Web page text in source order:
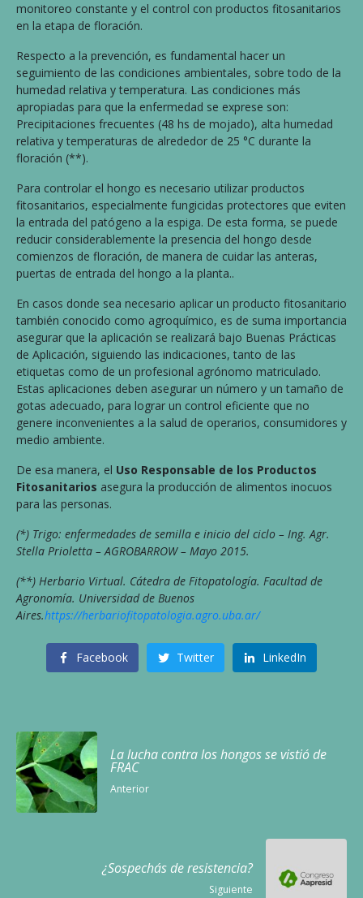
monitoreo constante y el control con productos fitosanitarios
en la etapa de floración.
Respecto a la prevención, es fundamental hacer un
seguimiento de las condiciones ambientales, sobre todo de la
humedad relativa y temperatura. Las condiciones más
apropiadas para que la enfermedad se exprese son:
Precipitaciones frecuentes (48 hs de mojado), alta humedad
relativa y temperaturas de alrededor de 25 °C durante la
floración (**).
Para controlar el hongo es necesario utilizar productos
fitosanitarios, especialmente fungicidas protectores que eviten
la entrada del patógeno a la espiga. De esta forma, se puede
reducir considerablemente la presencia del hongo desde
comienzos de floración, de manera de cuidar las anteras,
puertas de entrada del hongo a la planta..
En casos donde sea necesario aplicar un producto fitosanitario
también conocido como agroquímico, es de suma importancia
asegurar que la aplicación se realizará bajo Buenas Prácticas
de Aplicación, siguiendo las indicaciones, tanto de las
etiquetas como de un profesional agrónomo matriculado.
Estas aplicaciones deben asegurar un número y un tamaño de
gotas adecuado, para lograr un control eficiente que no
genere inconvenientes a la salud de operarios, consumidores y
medio ambiente.
De esa manera, el Uso Responsable de los Productos
Fitosanitarios asegura la producción de alimentos inocuos
para las personas.
(*) Trigo: enfermedades de semilla e inicio del ciclo – Ing. Agr.
Stella Prioletta – AGROBARROW – Mayo 2015.
(**) Herbario Virtual. Cátedra de Fitopatología. Facultad de
Agronomía. Universidad de Buenos
Aires.https://herbariofitopatologia.agro.uba.ar/
Facebook Twitter LinkedIn
La lucha contra los hongos se vistió de
FRAC
Anterior
¿Sospechás de resistencia?
Siguiente